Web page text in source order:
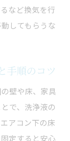
など換気を行
してもらうな
手順のコツ
壁や床、家具
で、洗浄液の
アコン下の床
定すると安心